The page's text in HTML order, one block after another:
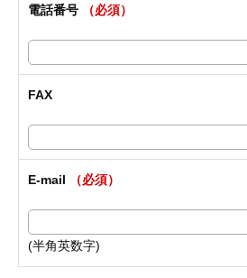
電話番号 （必須）
FAX
E-mail （必須）
(半角英数字)